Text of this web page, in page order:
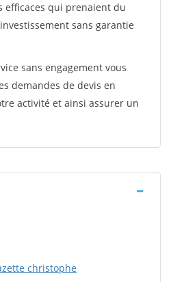
efficaces qui prenaient du
sans garantie
sans engagement vous
demandes de devis en
activité et ainsi assurer un
christophe